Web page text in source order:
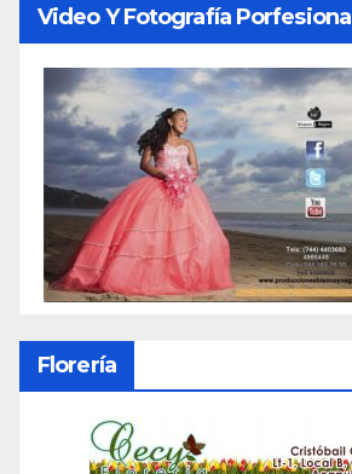
Video Y Fotografía Porfesional
Florería